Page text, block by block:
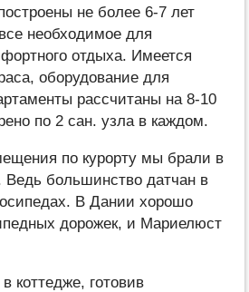
не более 6-7 лет
необходимое для
отдыха. Имеется
оборудование для
рассчитаны на 8-10
по 2 сан. узла в каждом.
по курорту мы брали в
Ведь большинство датчан в
В Дании хорошо
дорожек, и Мариелюст
коттедже, готовив